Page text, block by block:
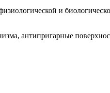
и
антипригарные